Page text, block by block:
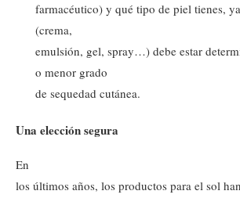
farmacéutico) y qué tipo de piel tienes,
(crema,
emulsión, gel, spray…) debe estar
o menor grado
de sequedad cutánea.
Una elección segura
En
los últimos años, los productos para el sol